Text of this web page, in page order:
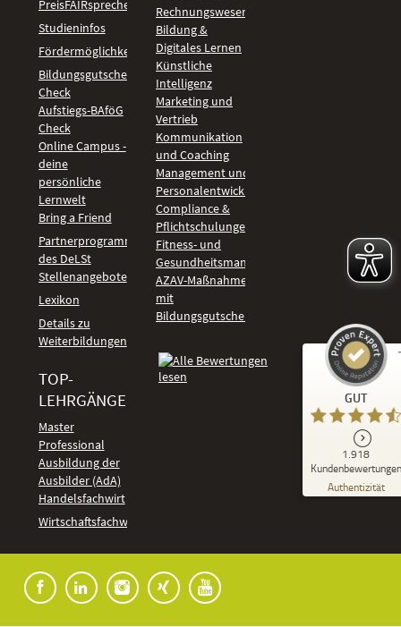
PreisFAIRsprechen
Studieninfos
Fördermöglichkeiten
Bildungsgutschein
Check
Aufstiegs-BAföG
Check
Online Campus -
deine
persönliche
Lernwelt
Bring a Friend
Partnerprogramm
des DeLSt
Stellenangebote
Lexikon
Details zu
Weiterbildungen
TOP-
LEHRGÄNGE
Master
Professional
Ausbildung der
Ausbilder (AdA)
Handelsfachwirt
Wirtschaftsfachwirt
Rechnungswesen
Bildung &
Digitales Lernen
Künstliche
Intelligenz
Marketing und
Vertrieb
Kommunikation
und Coaching
Management und
Personalentwicklung
Compliance &
Pflichtschulungen
Fitness- und
Gesundheitsmanagement
AZAV-Maßnahmen
mit
Bildungsgutschein
GUT
1.918
Kundenbewertungen
Authentizität
Kundenbewertungen und Erfahrungen zu
DeLSt - Deutsches eLearning Studieninstitut
92
%
Empfehlungen auf
ProvenExpert.com
anderen Quellen